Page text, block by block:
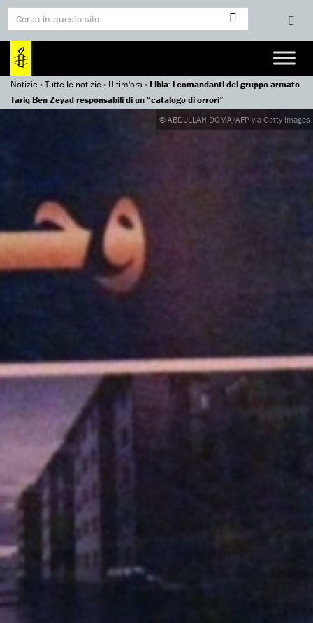
Notizie»Tutte le notizie» Ultim'ora »Libia: i comandanti del gruppo armato
Tariq Ben Zeyad responsabili di un “catalogo di orrori”
© ABDULLAH DOMA/AFP via Getty Images